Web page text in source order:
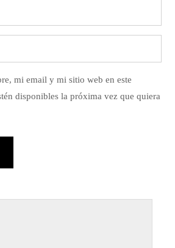
mi email y mi sitio web en este
disponibles la próxima vez que quiera